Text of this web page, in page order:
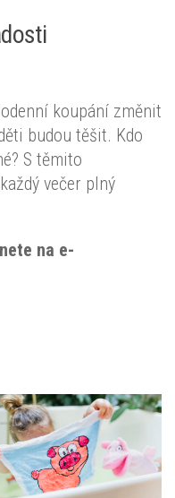
koupání změnit
budou těšit. Kdo
S těmito
večer plný
na e-